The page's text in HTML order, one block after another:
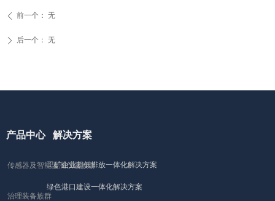
ꄴ 前一个： 无
ꄲ 后一个： 无
产品中心
传感器及智能监测仪器族群
治理装备族群
解决方案
工矿企业超低排放一体化解决方案
绿色港口建设一体化解决方案